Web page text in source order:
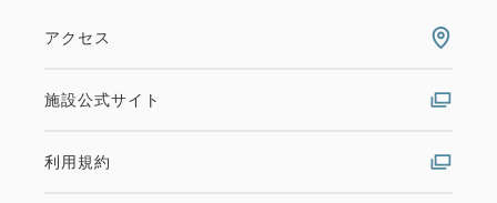
アクセス
施設公式サイト
利用規約